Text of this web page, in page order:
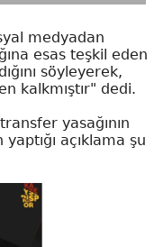
medyadan
esas teşkil eden
söyleyerek,
kalkmıştır" dedi.
yasağının
açıklama şu